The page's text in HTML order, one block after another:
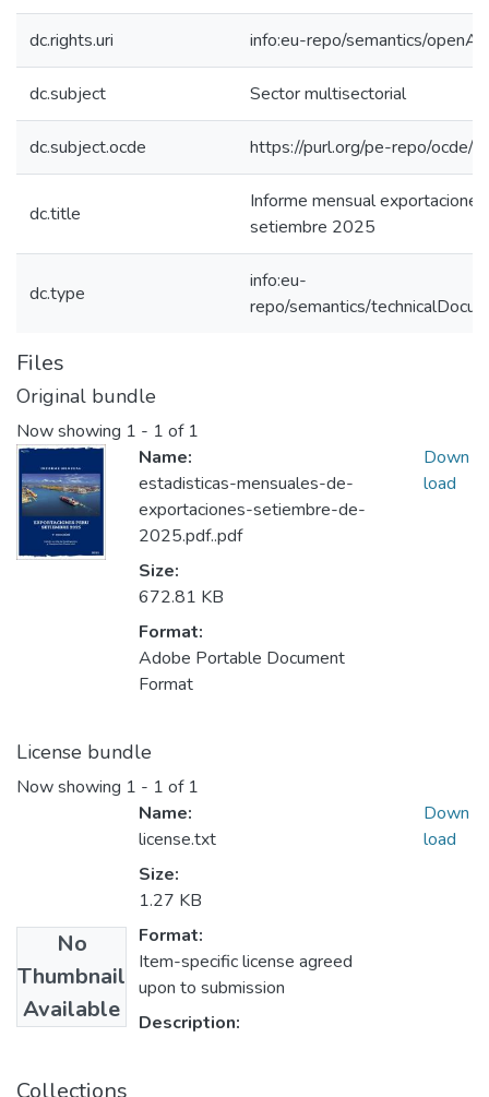
dc.rights.uri info:eu-repo/semantics/
dc.subject Sector multisectorial
dc.subject.ocde https://purl.org/pe-repo/ocde/
dc.title
Informe mensual
setiembre 2025
dc.type
info:eu-
repo/semantics/
Files
Original bundle
Now showing 1 - 1 of 1
Name:
estadisticas-mensuales-de-
exportaciones-setiembre-de-
2025.pdf..pdf
Size:
672.81 KB
Format:
Adobe Portable Document
Format
Down
load
License bundle
Now showing 1 - 1 of 1
No
Thumbnail
Available
Name:
license.txt
Size:
1.27 KB
Format:
Item-specific license agreed
upon to submission
Description:
Down
load